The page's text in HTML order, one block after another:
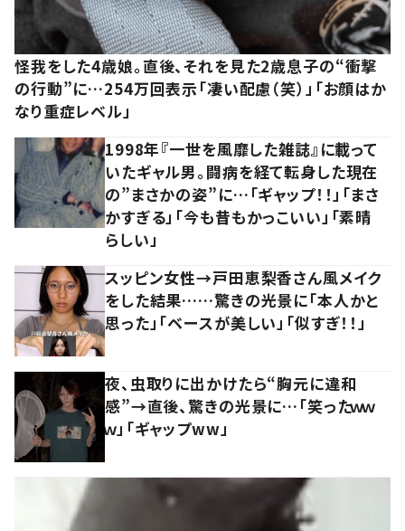
怪我をした4歳娘。直後、それを見た2歳息子の“衝撃
の行動”に…254万回表示「凄い配慮（笑）」「お顔はか
なり重症レベル」
1998年『一世を風靡した雑誌』に載って
いたギャル男。闘病を経て転身した現在
の”まさかの姿”に…「ギャップ！！」「まさ
かすぎる」「今も昔もかっこいい」「素晴
らしい」
スッピン女性→戸田恵梨香さん風メイク
をした結果……驚きの光景に「本人かと
思った」「ベースが美しい」「似すぎ！！」
夜、虫取りに出かけたら“胸元に違和
感”→直後、驚きの光景に…「笑ったｗｗ
ｗ」「ギャップww」